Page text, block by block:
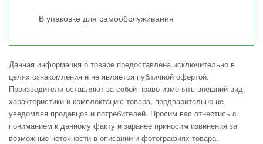
В упаковке для самообслуживания
Данная информация о товаре предоставлена исключительно в
целях ознакомления и не является публичной офертой.
Производители оставляют за собой право изменять внешний вид,
характеристики и комплектацию товара, предварительно не
уведомляя продавцов и потребителей. Просим вас отнестись с
пониманием к данному факту и заранее приносим извинения за
возможные неточности в описании и фотографиях товара.